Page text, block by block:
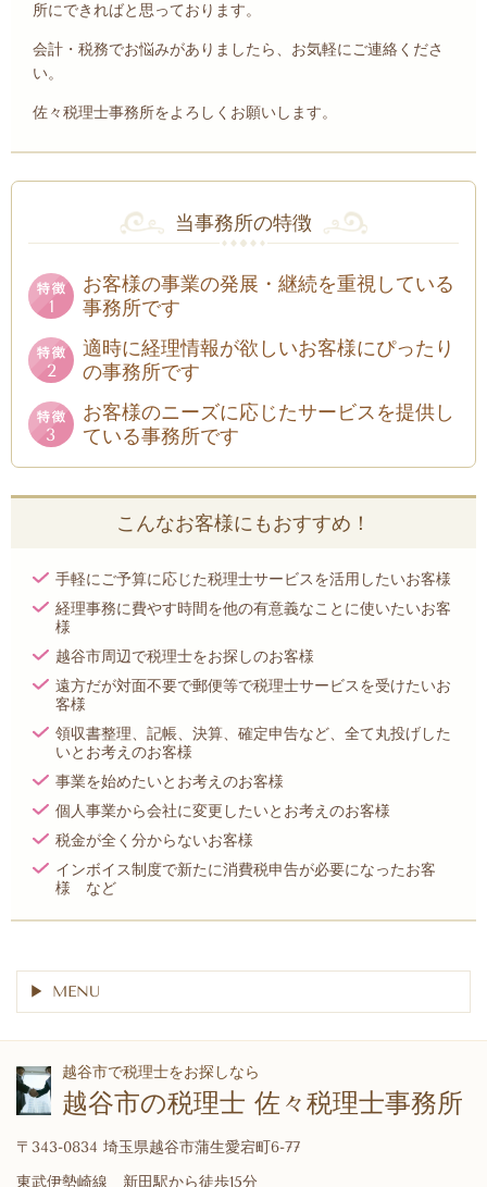
所にできればと思っております。
会計・税務でお悩みがありましたら、お気軽にご連絡くださ
い。
佐々税理士事務所をよろしくお願いします。
当事務所の特徴
お客様の事業の発展・継続を重視している
事務所です
適時に経理情報が欲しいお客様にぴったり
の事務所です
お客様のニーズに応じたサービスを提供し
ている事務所です
こんなお客様にもおすすめ！
手軽にご予算に応じた税理士サービスを活用したいお客様
経理事務に費やす時間を他の有意義なことに使いたいお客
様
越谷市周辺で税理士をお探しのお客様
遠方だが対面不要で郵便等で税理士サービスを受けたいお
客様
領収書整理、記帳、決算、確定申告など、全て丸投げした
いとお考えのお客様
事業を始めたいとお考えのお客様
個人事業から会社に変更したいとお考えのお客様
税金が全く分からないお客様
インボイス制度で新たに消費税申告が必要になったお客
様 など
MENU
越谷市で税理士をお探しなら
越谷市の税理士 佐々税理士事務所
〒343-0834 埼玉県越谷市蒲生愛宕町6-77
東武伊勢崎線 新田駅から徒歩15分